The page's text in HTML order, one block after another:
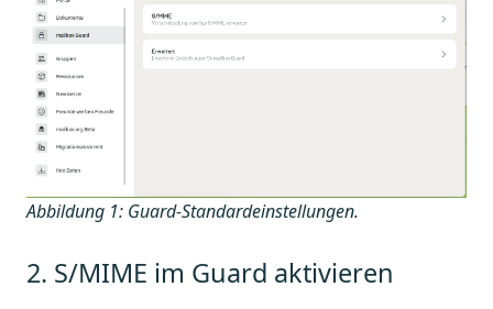
Abbildung 1: Guard-Standardeinstellungen.
2. S/MIME im Guard aktivieren